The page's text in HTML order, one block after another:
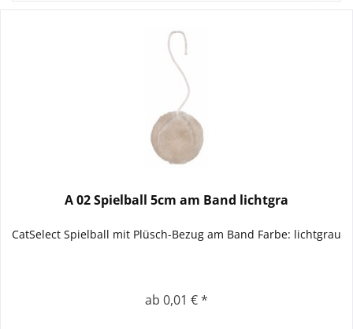
A 02 Spielball 5cm am Band lichtgra
CatSelect Spielball mit Plüsch-Bezug am Band Farbe: lichtgrau
ab 0,01 € *